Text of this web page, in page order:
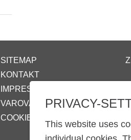
SITEMAP
KONTAKT
IMPRESUM
VAROVANJE PODATKOV
COOKIE-SETTINGS
PRIVACY-
This website uses